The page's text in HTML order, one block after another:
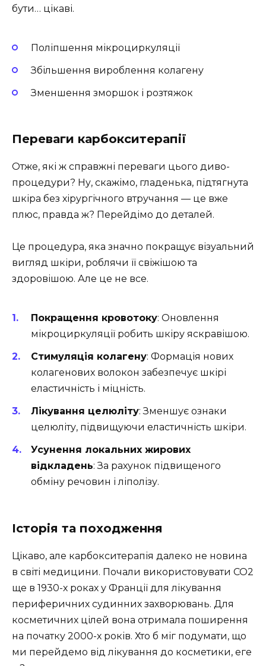
бути… цікаві.
Поліпшення мікроциркуляції
Збільшення вироблення колагену
Зменшення зморшок і розтяжок
Переваги карбокситерапії
Отже, які ж справжні переваги цього диво-
процедури? Ну, скажімо, гладенька, підтягнута
шкіра без хірургічного втручання — це вже
плюс, правда ж? Перейдімо до деталей.
Це процедура, яка значно покращує візуальний
вигляд шкіри, роблячи її свіжішою та
здоровішою. Але це не все.
Покращення кровотоку: Оновлення
мікроциркуляції робить шкіру яскравішою.
Стимуляція колагену: Формація нових
колагенових волокон забезпечує шкірі
еластичність і міцність.
Лікування целюліту: Зменшує ознаки
целюліту, підвищуючи еластичність шкіри.
Усунення локальних жирових
відкладень: За рахунок підвищеного
обміну речовин і ліполізу.
Історія та походження
Цікаво, але карбокситерапія далеко не новина
в світі медицини. Почали використовувати CO2
ще в 1930-х роках у Франції для лікування
периферичних судинних захворювань. Для
косметичних цілей вона отримала поширення
на початку 2000-х років. Хто б міг подумати, що
ми перейдемо від лікування до косметики, еге